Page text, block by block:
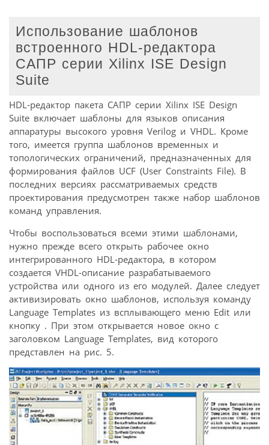
Использование шаблонов
встроенного HDL-редактора
САПР серии Xilinx ISE Design
Suite
HDL-редактор пакета САПР серии Xilinx ISE Design
Suite включает шаблоны для языков описания
аппаратуры высокого уровня Verilog и VHDL. Кроме
того, имеется группа шаблонов временных и
топологических ограничений, предназначенных для
формирования файлов UCF (User Constraints File). В
последних версиях рассматриваемых средств
проектирования предусмотрен также набор шаблонов
команд управления.
Чтобы воспользоваться всеми этими шаблонами,
нужно прежде всего открыть рабочее окно
интегрированного HDL-редактора, в котором
создается VHDL-описание разрабатываемого
устройства или одного из его модулей. Далее следует
активизировать окно шаблонов, используя команду
Language Templates из всплывающего меню Edit или
кнопку . При этом открывается новое окно с
заголовком Language Templates, вид которого
представлен на рис. 5.